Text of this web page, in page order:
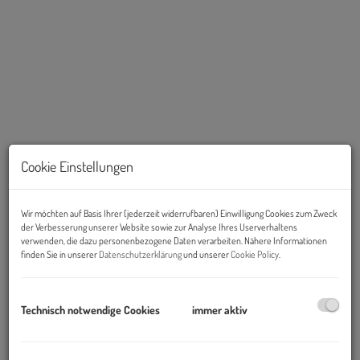
Videos
Cookie Einstellungen
Wir möchten auf Basis Ihrer (jederzeit widerrufbaren) Einwilligung Cookies zum Zweck
der Verbesserung unserer Website sowie zur Analyse Ihres Userverhaltens
verwenden, die dazu personenbezogene Daten verarbeiten. Nähere Informationen
finden Sie in unserer Datenschutzerklärungund unsererCookie Policy
Technisch notwendige Cookies immer aktiv